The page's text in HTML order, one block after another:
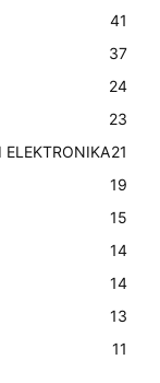
41
37
24
23
ELEKTRONIKA21
19
15
14
14
13
11